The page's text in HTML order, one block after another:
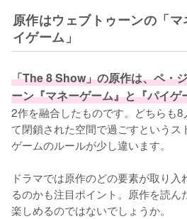
原作はウェブトゥーンの「
イゲーム」
「The 8 Show」の原作は、ペ・
ーン『マネーゲーム』と『パイゲ
2作を融合したものです。どちらも
て閉鎖された空間で過ごすというス
ゲームのルールが少し違います。
ドラマでは原作のどの要素が取り
るのかも注目ポイント。原作を読
楽しめるのではないでしょうか。